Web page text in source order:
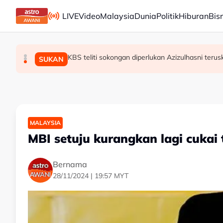
Skip to main content
LIVEVideoMalaysiaDuniaPolitikHiburan
MALAYSIA PM Anwar makan tengah hari, santuni
SUKAN KBS teliti sokongan diperlukan Azizulhasni
MALAYSIA Ismail terajui tiga portfolio pentadbiran
MALAYSIA
MBI setuju kurangkan lagi cukai
Bernama
28/11/2024 | 19:57 MYT